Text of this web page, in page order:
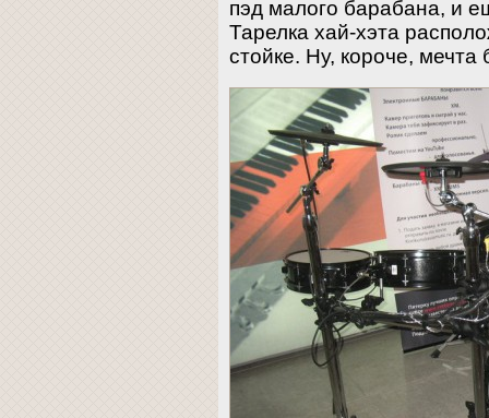
пэд малого барабана, и
Тарелка хай-хэта
стойке. Ну, короче,